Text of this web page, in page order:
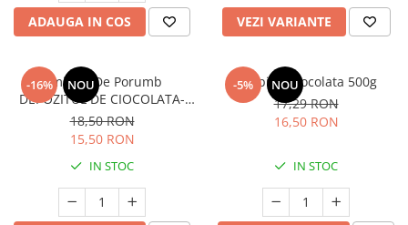
ADAUGA IN COS VEZI VARIANTE
-16% NOU
Amidon De Porumb
DEPOZITUL DE CIOCOLATA-
1kg
18,50 RON
15,50 RON
IN STOC
-5% NOU
Topping Ciocolata 500g
17,29 RON
16,50 RON
IN STOC